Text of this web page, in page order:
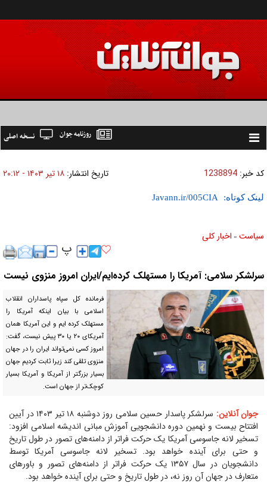
Toggle
نسخه اصلی روزنامه جوان
کد خبر: 1238894 تاریخ انتشار: ۱۸ تير ۱۴۰۳ - ۲۰:۱۲
لینک کوتاه:
سیاست » اخبار کلی
سرلشکر سلامی: آمریکا را مستهلک کرده‌ایم/ایران امروز منزوی نیست
فرمانده کل سپاه پاسداران انقلاب
اسلامی با بیان اینکه آمریکا را
مستهلک کرده ایم و این آمریکا همان
آمریکای ۲۰ یا ۳۰ پیش نیست، گفت:
امروز کسی نمی‌تواند ایران را در جهان
منزوی تلقی کند زیرا ثابت کردیم جهان
بسیار بزرگتر از آمریکا و آمریکا بسیار
کوچک‌تر از جهان است.
جوان آنلاین:
سرلشکر پاسدار حسین سلامی روز دوشنبه ۱۸ تیر ۱۴۰۳ در آیین
افتتاح بیست و نهمین دوره دانشجویی آموزش مبانی اندیشه اسلامی افزود:
تسخیر لانه جاسوسی آمریکا یک حرکت فراتر از دامنه‌های تصور در طول تاریخ
و حتی برای آینده خواهد بود. تسخیر لانه جاسوسی آمریکا توسط
دانشجویان در سال ۱۳۵۷ یک حرکت فراتر از دامنه‌های تصور و باورهای
متعارف در جهان آن روز نه، در طول تاریخ و حتی برای آینده خواهد بود.